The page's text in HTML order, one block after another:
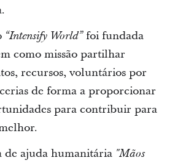
“Intensify World”foi fundada
como missão partilhar
recursos, voluntários por
de forma a proporcionar
para contribuir para
de ajuda humanitária "Mãos